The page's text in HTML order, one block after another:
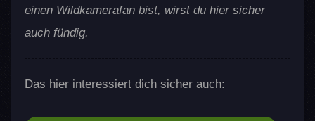
einen Wildkamerafan bist, wirst du hier sicher
auch fündig.
Das hier interessiert dich sicher auch: